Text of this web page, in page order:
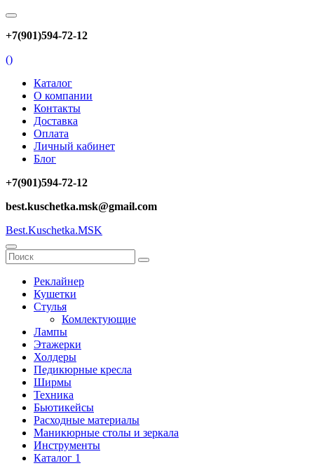
+7(901)594-72-12
()
Каталог
О компании
Контакты
Доставка
Оплата
Личный кабинет
Блог
+7(901)594-72-12
best.kuschetka.msk@gmail.com
Best.Kuschetka.MSK
Реклайнер
Кушетки
Стулья
Комлектующие
Лампы
Этажерки
Холдеры
Педикюрные кресла
Ширмы
Техника
Бьютикейсы
Расходные материалы
Маникюрные столы и зеркала
Инструменты
Каталог 1